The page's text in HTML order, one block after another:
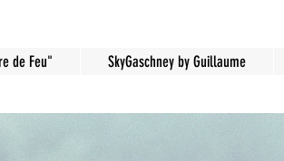
de Feu" SkyGaschney by Guillaume